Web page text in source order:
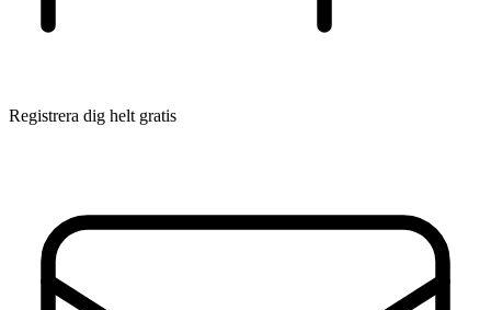
Registrera dig helt gratis